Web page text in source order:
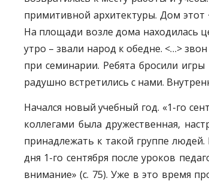
примитивной архитектуры. Дом этот
На площади возле дома находилась
утро – звали народ к обедне. <…>
при семинарии. Ребята бросили
радушно встретились с нами.
Начался новый учебный год. «1-го
коллегами была дружественная,
принадлежать к такой группе людей.
дня 1-го сентября после уроков
внимание» (с. 75). Уже в это время